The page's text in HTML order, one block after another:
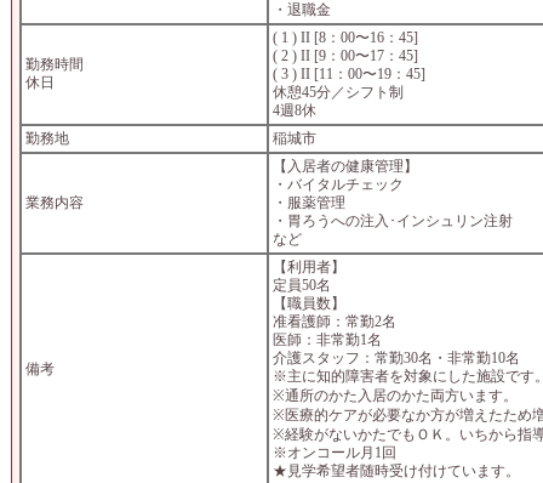
・退職金
勤務時間
休日
( 1 ) II [8：00〜16：45]
( 2 ) II [9：00〜17：45]
( 3 ) II [11：00〜19：45]
休憩45分／シフト制
4週8休
勤務地
稲城市
業務内容
【入居者の健康管理】
・バイタルチェック
・服薬管理
・胃ろうへの注入･インシュリン注射
など
備考
【利用者】
定員50名
【職員数】
准看護師：常勤2名
医師：非常勤1名
介護スタッフ：常勤30名・非常勤10名
※主に知的障害者を対象にした施設です
※通所のかた入居のかた両方います。
※医療的ケアが必要なか方が増えたため
※経験がないかたでもＯＫ。いちから指
※オンコール月1回
★見学希望者随時受け付けています。